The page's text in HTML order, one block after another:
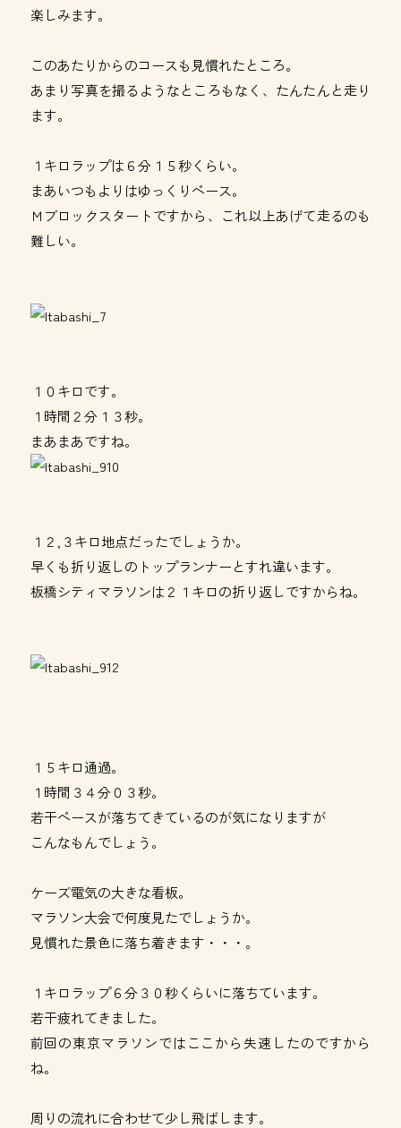
楽しみます。
このあたりからのコースも見慣れたところ。
あまり写真を撮るようなところもなく、たんたんと走り
ます。
１キロラップは６分１５秒くらい。
まあいつもよりはゆっくりペース。
Ｍブロックスタートですから、これ以上あげて走るのも
難しい。
１０キロです。
１時間２分１３秒。
まあまあですね。
１２,３キロ地点だったでしょうか。
早くも折り返しのトップランナーとすれ違います。
板橋シティマラソンは２１キロの折り返しですからね。
１５キロ通過。
１時間３４分０３秒。
若干ペースが落ちてきているのが気になりますが
こんなもんでしょう。
ケーズ電気の大きな看板。
マラソン大会で何度見たでしょうか。
見慣れた景色に落ち着きます・・・。
１キロラップ６分３０秒くらいに落ちています。
若干疲れてきました。
前回の東京マラソンではここから失速したのですから
ね。
周りの流れに合わせて少し飛ばします。